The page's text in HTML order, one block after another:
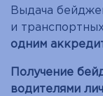
Выдача
и
одним
Получение
водителями